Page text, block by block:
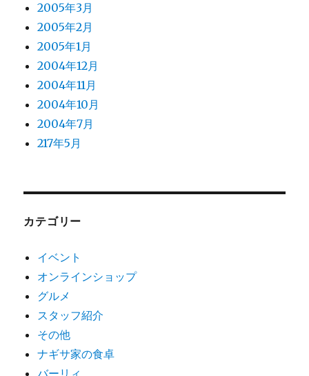
2005年3月
2005年2月
2005年1月
2004年12月
2004年11月
2004年10月
2004年7月
217年5月
カテゴリー
イベント
オンラインショップ
グルメ
スタッフ紹介
その他
ナギサ家の食卓